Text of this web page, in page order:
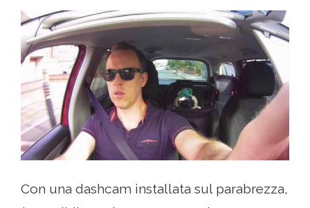
Con una dashcam installata sul parabrezza,